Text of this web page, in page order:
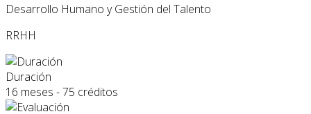
Desarrollo Humano y Gestión del Talento
RRHH
Duración
16 meses - 75 créditos